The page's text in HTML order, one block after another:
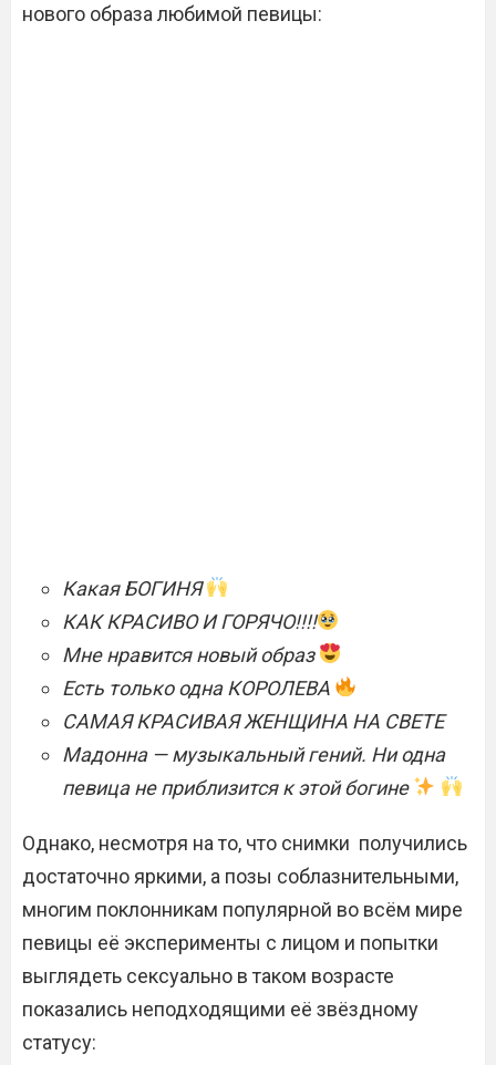
нового образа любимой певицы:
Какая БОГИНЯ
КАК КРАСИВО И ГОРЯЧО!!!!
Мне нравится новый образ
Есть только одна КОРОЛЕВА
САМАЯ КРАСИВАЯ ЖЕНЩИНА НА СВЕТЕ
Мадонна — музыкальный гений. Ни одна
певица не приблизится к этой богине
Однако, несмотря на то, что снимки получились
достаточно яркими, а позы соблазнительными,
многим поклонникам популярной во всём мире
певицы её эксперименты с лицом и попытки
выглядеть сексуально в таком возрасте
показались неподходящими её звёздному
статусу: